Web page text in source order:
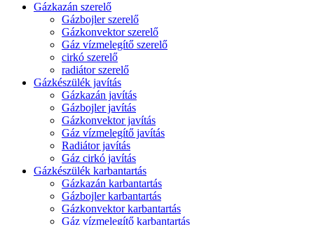
Gázkazán szerelő
Gázbojler szerelő
Gázkonvektor szerelő
Gáz vízmelegítő szerelő
cirkó szerelő
radiátor szerelő
Gázkészülék javítás
Gázkazán javítás
Gázbojler javítás
Gázkonvektor javítás
Gáz vízmelegítő javítás
Radiátor javítás
Gáz cirkó javítás
Gázkészülék karbantartás
Gázkazán karbantartás
Gázbojler karbantartás
Gázkonvektor karbantartás
Gáz vízmelegítő karbantartás